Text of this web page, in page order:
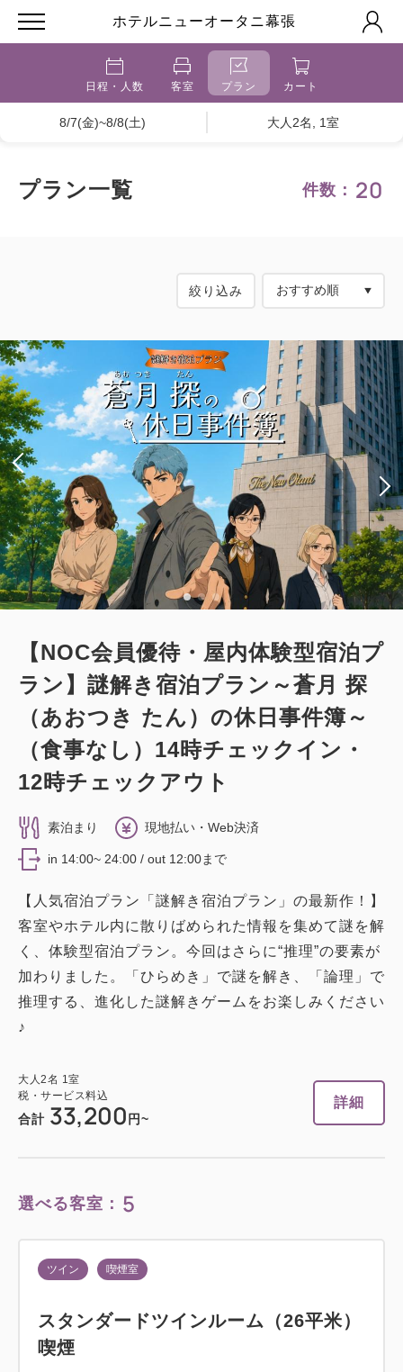
ホテルニューオータニ幕張
日程・人数 客室 プラン カート
8/7(金)~8/8(土) 大人2名, 1室
プラン一覧 件数： 20
絞り込み
【NOC会員優待・屋内体験型宿泊プ
ラン】謎解き宿泊プラン～蒼月 探
（あおつき たん）の休日事件簿～
（食事なし）14時チェックイン・
12時チェックアウト
素泊まり 現地払い・Web決済
in 14:00~ 24:00 / out 12:00まで
【人気宿泊プラン「謎解き宿泊プラン」の最新作！】
客室やホテル内に散りばめられた情報を集めて謎を解
く、体験型宿泊プラン。今回はさらに“推理”の要素が
加わりました。「ひらめき」で謎を解き、「論理」で
推理する、進化した謎解きゲームをお楽しみください
♪
大人 2名 1 室
税・サービス料込
合計 33,200 円~
詳細
選べる客室： 5
ツイン 喫煙室
スタンダードツインルーム（26平米）
喫煙